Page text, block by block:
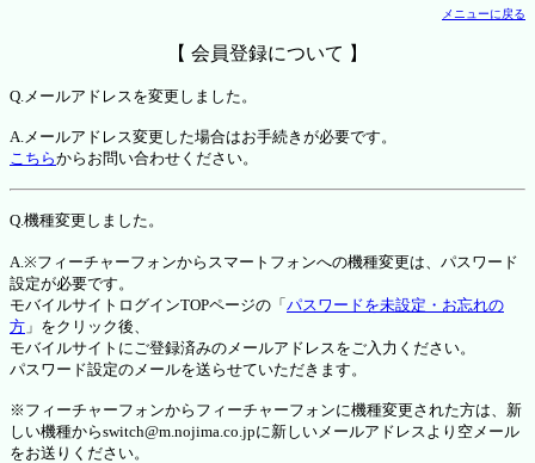
メニューに戻る
【 会員登録について 】
Q.メールアドレスを変更しました。
A.メールアドレス変更した場合はお手続きが必要です。
こちらからお問い合わせください。
Q.機種変更しました。
A.※フィーチャーフォンからスマートフォンへの機種変更は、パスワード
設定が必要です。
モバイルサイトログインTOPページの「 パスワードを未設定・お忘れの
方 」をクリック後、
モバイルサイトにご登録済みのメールアドレスをご入力ください。
パスワード設定のメールを送らせていただきます。
※フィーチャーフォンからフィーチャーフォンに機種変更された方は、新
しい機種からswitch@m.nojima.co.jpに新しいメールアドレスより空メール
をお送りください。